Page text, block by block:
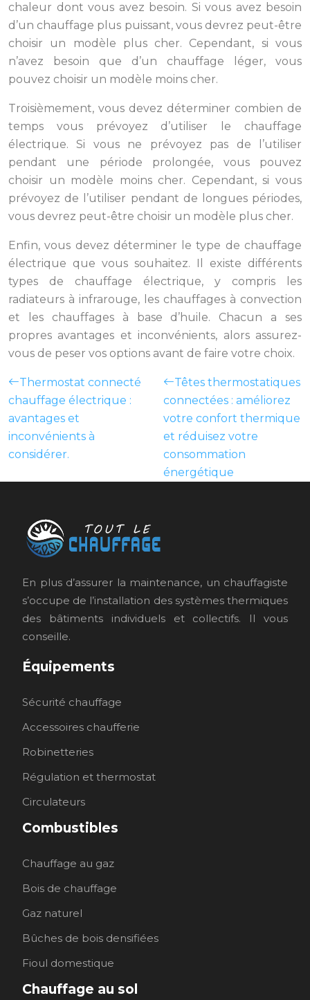
chaleur dont vous avez besoin. Si vous avez besoin
d’un chauffage plus puissant, vous devrez peut-être
choisir un modèle plus cher. Cependant, si vous
n’avez besoin que d’un chauffage léger, vous
pouvez choisir un modèle moins cher.
Troisièmement, vous devez déterminer combien de
temps vous prévoyez d’utiliser le chauffage
électrique. Si vous ne prévoyez pas de l’utiliser
pendant une période prolongée, vous pouvez
choisir un modèle moins cher. Cependant, si vous
prévoyez de l’utiliser pendant de longues périodes,
vous devrez peut-être choisir un modèle plus cher.
Enfin, vous devez déterminer le type de chauffage
électrique que vous souhaitez. Il existe différents
types de chauffage électrique, y compris les
radiateurs à infrarouge, les chauffages à convection
et les chauffages à base d’huile. Chacun a ses
propres avantages et inconvénients, alors assurez-
vous de peser vos options avant de faire votre choix.
Thermostat connecté
chauffage électrique :
avantages et
inconvénients à
considérer.
Têtes thermostatiques
connectées : améliorez
votre confort thermique
et réduisez votre
consommation
énergétique
En plus d’assurer la maintenance, un chauffagiste
s’occupe de l’installation des systèmes thermiques
des bâtiments individuels et collectifs. Il vous
conseille.
Équipements
Sécurité chauffage
Accessoires chaufferie
Robinetteries
Régulation et thermostat
Circulateurs
Combustibles
Chauffage au gaz
Bois de chauffage
Gaz naturel
Bûches de bois densifiées
Fioul domestique
Chauffage au sol